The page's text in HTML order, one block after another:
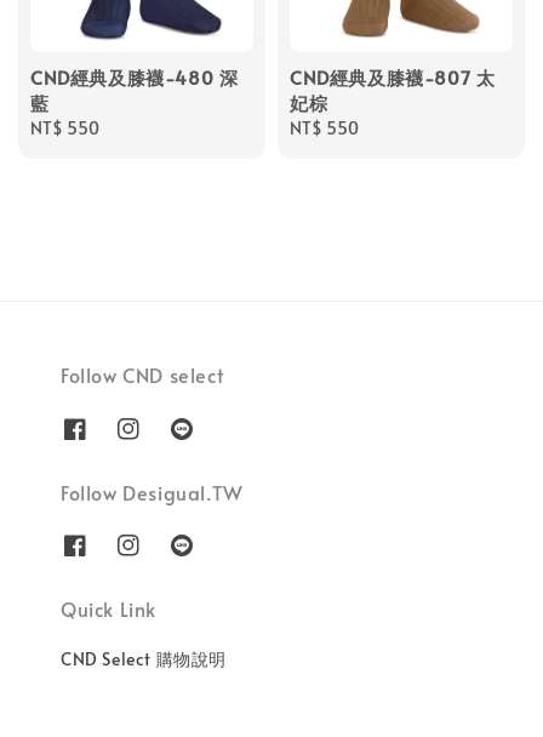
CND經典及膝襪-480 深
藍
Regular
NT$ 550
CND經典及膝襪-807 太
妃棕
Regular
NT$ 550
Follow CND select
Follow Desigual.TW
Quick Link
CND Select 購物說明